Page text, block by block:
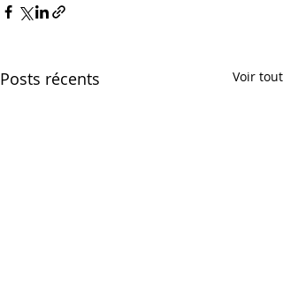
Posts récents Voir tout